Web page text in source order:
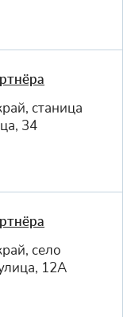
станица
34
село
12А